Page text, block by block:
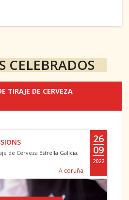
CELEBRADOS
TIRAJE DE CERVEZA
26
09
2022
A coruña
de Cerveza Estrella Galicia,